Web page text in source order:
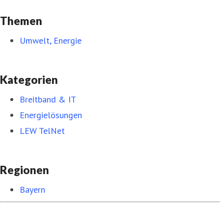
Themen
Umwelt, Energie
Kategorien
Breitband & IT
Energielösungen
LEW TelNet
Regionen
Bayern